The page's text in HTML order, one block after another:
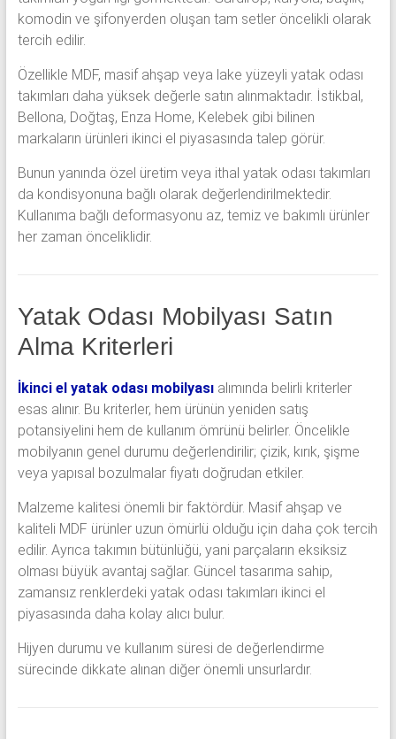
komodin ve şifonyerden oluşan tam setler öncelikli olarak
tercih edilir.
Özellikle MDF, masif ahşap veya lake yüzeyli yatak odası
takımları daha yüksek değerle satın alınmaktadır. İstikbal,
Bellona, Doğtaş, Enza Home, Kelebek gibi bilinen
markaların ürünleri ikinci el piyasasında talep görür.
Bunun yanında özel üretim veya ithal yatak odası takımları
da kondisyonuna bağlı olarak değerlendirilmektedir.
Kullanıma bağlı deformasyonu az, temiz ve bakımlı ürünler
her zaman önceliklidir.
Yatak Odası Mobilyası Satın
Alma Kriterleri
İkinci el yatak odası mobilyasıalımında belirli kriterler
esas alınır. Bu kriterler, hem ürünün yeniden satış
potansiyelini hem de kullanım ömrünü belirler. Öncelikle
mobilyanın genel durumu değerlendirilir; çizik, kırık, şişme
veya yapısal bozulmalar fiyatı doğrudan etkiler.
Malzeme kalitesi önemli bir faktördür. Masif ahşap ve
kaliteli MDF ürünler uzun ömürlü olduğu için daha çok tercih
edilir. Ayrıca takımın bütünlüğü, yani parçaların eksiksiz
olması büyük avantaj sağlar. Güncel tasarıma sahip,
zamansız renklerdeki yatak odası takımları ikinci el
piyasasında daha kolay alıcı bulur.
Hijyen durumu ve kullanım süresi de değerlendirme
sürecinde dikkate alınan diğer önemli unsurlardır.